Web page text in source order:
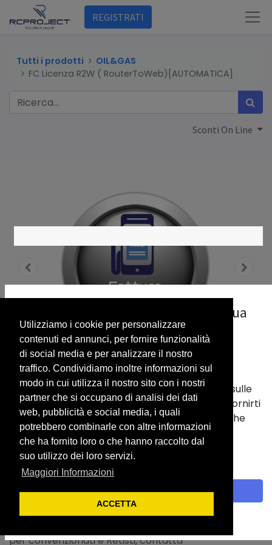
Utilizziamo i cookie per personalizzare
contenuti ed annunci, per fornire funzionalità
di social media e per analizzare il nostro
traffico. Condividiamo inoltre informazioni sul
modo in cui utilizza il nostro sito con i nostri
partner che si occupano di analisi dei dati
web, pubblicità e social media, i quali
potrebbero combinarle con altre informazioni
che ha fornito loro o che hanno raccolto dal
suo utilizzo dei loro servizi.
Maggiori Informazioni
ACCETTA
REGISTRATI
Tutti i prodotti
OIL&GAS
FC Licenza R2W ( RouterToWeb)[AUTOMATICA]
Sconti On Line
FC Licenza R2W ( RouterToWeb)
[AUTOMATICA]
Soluzione per la fatturazione automatica delle
stazioni di servizio. Necessaria la connettività con il
sistema gestionale tramite ns router o tramite canali
verificati. Scegli di non sprecare più tempo per la
per convenzionati e Retisti, contatta
La nostra priorità è il rispetto della tua
privacy.
Utilizziamo i cookie per fornirti una migliore
esperienza utente.
Vengono usati per memorizzare informazioni sulle
tue abitudini nel nostro sito web. Ci aiutano a fornirti
la migliore esperienza e a personalizzare ciò che
viene visualizzato.
Con un clic sul banner fornisci il consenso alla
raccolta dei dati.
Accetto
Politica sui cookie